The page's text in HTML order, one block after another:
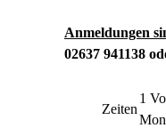
Anmeldungen
02637 941138
Zeiten
1